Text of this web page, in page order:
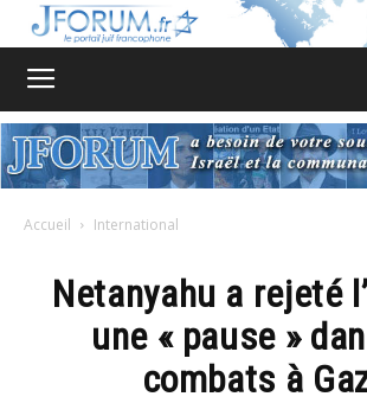
Accueil International
Netanyahu a rejeté
une « pause »
combats à